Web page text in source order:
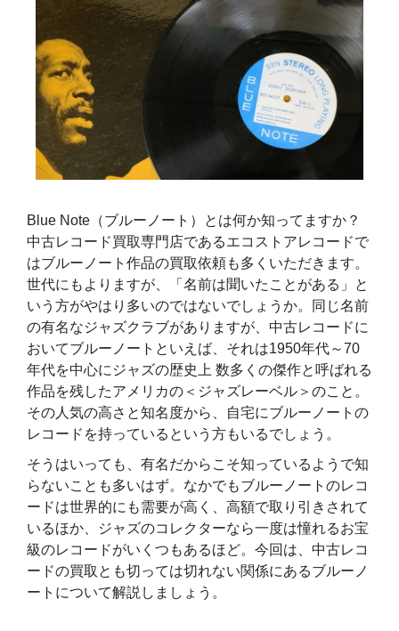
Blue Note（ブルーノート）とは何か知ってますか？
中古レコード買取専門店であるエコストアレコードで
はブルーノート作品の買取依頼も多くいただきます。
世代にもよりますが、「名前は聞いたことがある」と
いう方がやはり多いのではないでしょうか。同じ名前
の有名なジャズクラブがありますが、中古レコードに
おいてブルーノートといえば、それは1950年代～70
年代を中心にジャズの歴史上 数多くの傑作と呼ばれる
作品を残したアメリカの＜ジャズレーベル＞のこと。
その人気の高さと知名度から、自宅にブルーノートの
レコードを持っているという方もいるでしょう。
そうはいっても、有名だからこそ知っているようで知
らないことも多いはず。なかでもブルーノートのレコ
ードは世界的にも需要が高く、高額で取り引きされて
いるほか、ジャズのコレクターなら一度は憧れるお宝
級のレコードがいくつもあるほど。今回は、中古レコ
ードの買取とも切っては切れない関係にあるブルーノ
ートについて解説しましょう。